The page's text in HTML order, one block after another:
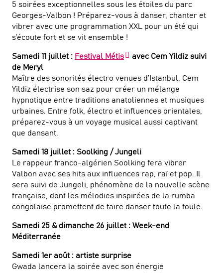
5 soirées exceptionnelles sous les étoiles du parc
Georges-Valbon ! Préparez-vous à danser, chanter et
vibrer avec une programmation XXL pour un été qui
s’écoute fort et se vit ensemble !
Samedi 11 juillet : Festival Métis
avec Cem Yildiz suivi
de Meryl
Maître des sonorités électro venues d’Istanbul, Cem
Yildiz électrise son saz pour créer un mélange
hypnotique entre traditions anatoliennes et musiques
urbaines. Entre folk, électro et influences orientales,
préparez-vous à un voyage musical aussi captivant
que dansant.
Samedi 18 juillet : Soolking / Jungeli
Le rappeur franco-algérien Soolking fera vibrer
Valbon avec ses hits aux influences rap, raï et pop. Il
sera suivi de Jungeli, phénomène de la nouvelle scène
française, dont les mélodies inspirées de la rumba
congolaise promettent de faire danser toute la foule.
Samedi 25 & dimanche 26 juillet : Week-end
Méditerranée
Samedi 1er août : artiste surprise
Gwada lancera la soirée avec son énergie